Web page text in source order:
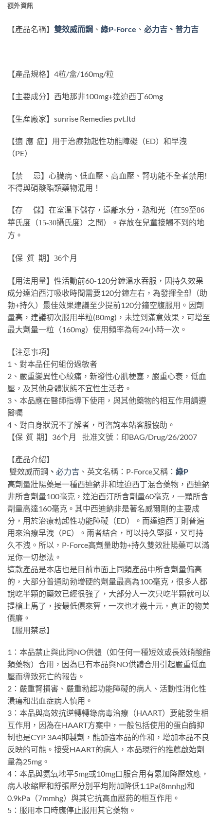
額外資訊
【產品名稱】 雙效威而鋼 、 綠P-Force 、 必力吉、普力吉
【產品規格】4粒/盒/160mg/粒
【主要成分】西地那非100mg+達迫西丁60mg
【生産廠家】sunrise Remedies pvt.ltd
【適 應 症】用于治療勃起性功能障礙（ED）和早洩
（PE）
【禁 忌】心臟病、低血壓、高血壓、腎功能不全者禁用!
不得與硝酸酯類藥物混用！
【存 儲】 在室溫下儲存，遠離水分，熱和光（在59至86
華氏度（15-30攝氏度）之間）。存放在兒童接觸不到的地
方。
【保 質 期】36个月
【用法用量】性活動前60-120分鐘溫水吞服，因持久效果
成分達泊西汀吸收時間需要120分鐘左右，為發揮全部（助
勃+持久）最佳效果建議至少提前120分鐘空腹服用。因劑
量高，建議初次服用半粒(80mg)，未達到滿意效果，可增至
最大劑量一粒（160mg）使用頻率為每24小時一次。
【注意事項】
1、對本品任何組份過敏者
2、嚴重變異性心絞痛，新發性心肌梗塞，嚴重心衰，低血
壓，及其他身體狀態不宜性生活者。
3、本品應在醫師指導下使用，與其他藥物的相互作用請遵
醫囑
4、對自身狀況不了解者，可咨詢本站客服協助。
【保 質 期】36个月 批准文號：印BAG/Drug/26/2007
【產品介紹】
雙效威而鋼 、 必力吉 、 英文名稱：P-Force又稱： 綠P
高劑量壯陽藥是一種西迪鈉非和達迫西丁混合藥物，西迪鈉
非所含劑量100毫克，達泊西汀所含劑量60毫克，一顆所含
劑量高達160毫克。其中西迪鈉非是著名威爾剛的主要成
分，用於治療勃起性功能障礙（ED）。而達迫西丁則普遍
用來治療早洩（PE）。兩者結合，可以持久堅挺，又可持
久不洩。所以，P-Force高劑量助勃+持久雙效壯陽藥可以滿
足你一切想法。
這款產品是本店也是目前市面上同類產品中所含劑量偏高
的，大部分普通助勃增硬的劑量最高為100毫克，很多人都
說吃半顆的藥效已經很強了，大部分人一次只吃半顆就可以
提槍上馬了，按最低價來算，一次也才幾十元，真正的物美
價廉。
【服用禁忌】
1：本品禁止與此同NO供體（如任何一種短效或長效硝酸酯
類藥物）合用，因為已有本品與NO供體合用引起嚴重低血
壓而導致死亡的報告。
2：嚴重腎損害、嚴重勃起功能障礙的病人、活動性消化性
潰瘍和出血症病人慎用。
3：本品與高效抗逆轉轉錄病毒治療（HAART）要能發生相
互作用，因為在HAART方案中，一般包括使用的蛋白酶抑
制也是CYP 3A4抑製劑，能加強本品的作和，增加本品不良
反映的可能。接受HAART的病人，本品現行的推薦啟始劑
量為25mg。
4：本品與氨氧地平5mg或10mg口服合用有累加降壓效應，
病人收縮壓和舒張壓分別平均附加降低1.1Pa(8mnhg)和
0.9kPa（7mmhg）與其它抗高血壓葯的相互作用。
5：服用本口時應停止服用其它藥物。